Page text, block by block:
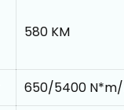
580 KM
650/5400